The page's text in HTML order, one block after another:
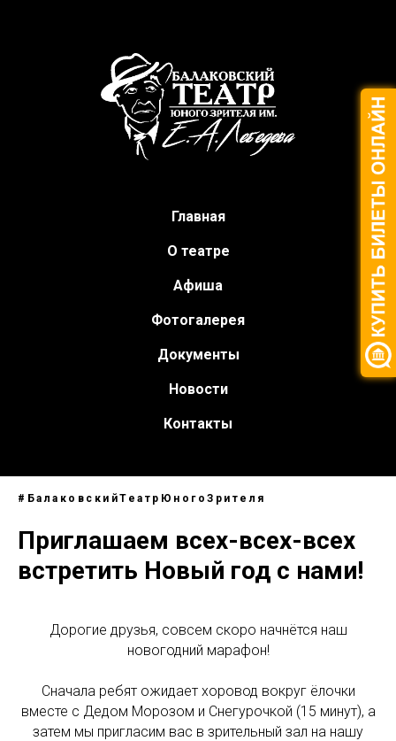
Главная
О театре
Афиша
Фотогалерея
Документы
Новости
Контакты
#БалаковскийТеатрЮногоЗрителя
Приглашаем всех-всех-всех
встретить Новый год с нами!
Дорогие друзья, совсем скоро начнётся наш
новогодний марафон!
Сначала ребят ожидает хоровод вокруг ёлочки
вместе с Дедом Морозом и Снегурочкой (15 минут), а
затем мы пригласим вас в зрительный зал на нашу